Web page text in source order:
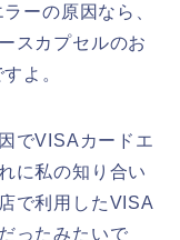
ーの原因なら、
スカプセルのお
よ。
でVISAカードエ
に私の知り合い
で利用したVISA
ったみたいで